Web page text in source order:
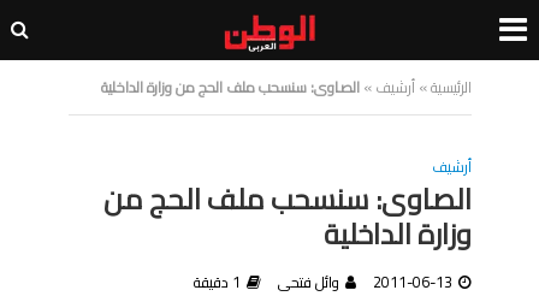
الرئيسية»أرشيف»الصاوى: سنسحب ملف الحج من وزارة الداخلية
أرشيف
الصاوى: سنسحب ملف الحج من
وزارة الداخلية
2011-06-13 وائل فتحى 1 دقيقة